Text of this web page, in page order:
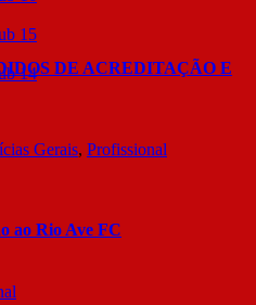
15
14
DE ACREDITAÇÃO E
Gerais, Profissional
ao Rio Ave FC